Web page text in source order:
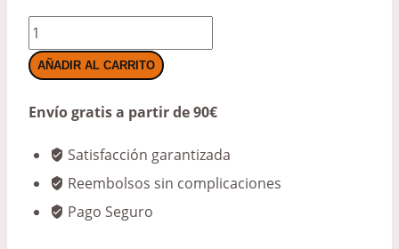
PLA
Metálico
violeta
cantidad
AÑADIR AL CARRITO
Envío gratis a partir de 90€
Satisfacción garantizada
Reembolsos sin complicaciones
Pago Seguro